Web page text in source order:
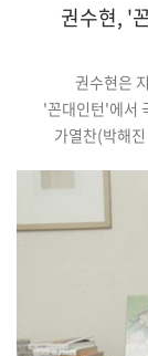
권수현, '
권수현은
'꼰대인턴'에서
가열찬(박해
결국 그는 만
속내를 내비친
내면서도 딱
자아냈다.권